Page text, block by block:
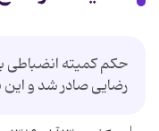
حکم کمیته
رضایی صادر شد و این